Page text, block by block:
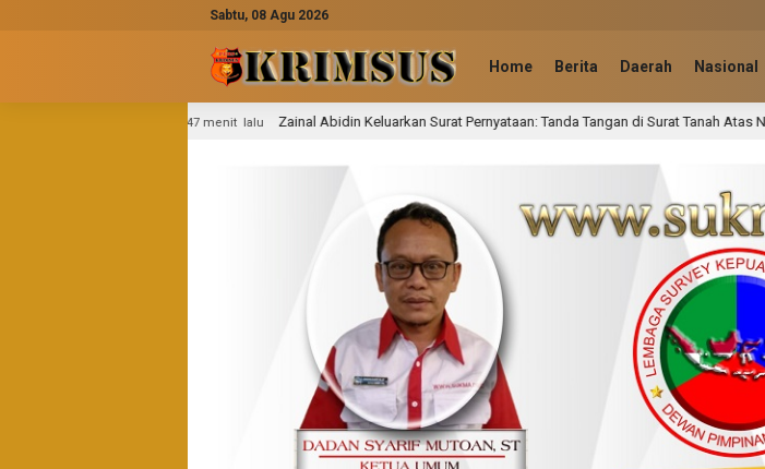
Sabtu, 08 Agu 2026
Home Berita Daerah Nasional
Zainal Abidin Keluarkan Surat Pernyataan: Tanda Tangan di Surat Tanah Atas Nama H. Badu Dinyatakan Palsu